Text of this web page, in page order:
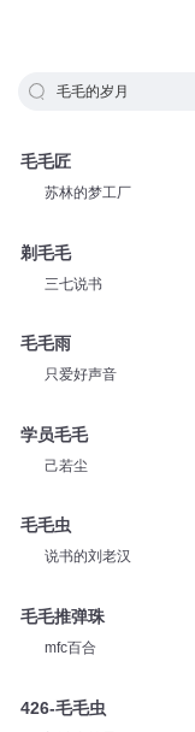
毛毛的岁月
毛毛匠
苏林的梦工厂
剃毛毛
三七说书
毛毛雨
只爱好声音
学员毛毛
己若尘
毛毛虫
说书的刘老汉
毛毛推弹珠
mfc百合
426-毛毛虫